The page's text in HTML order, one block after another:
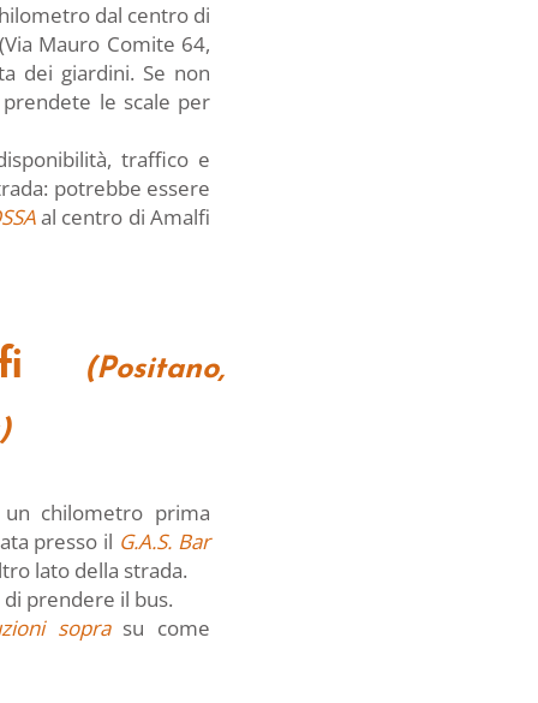
dal centro di
Mauro Comite 64,
dei giardini. Se non
le scale per
traffico e
potrebbe essere
al centro di Amalfi
(Positano,
chilometro prima
presso il G.A.S. Bar
lato della strada.
prendere il bus.
soprasu come